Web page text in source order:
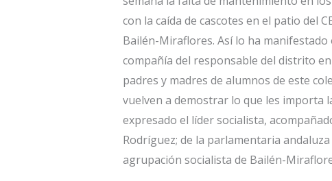
con la caída de cascotes en el patio del
Bailén-Miraflores. Así lo ha
compañía del responsable del distrito
padres y madres de alumnos de este
vuelven a demostrar lo que les importa
expresado el líder socialista,
Rodríguez; de la parlamentaria
agrupación socialista de Bailén-